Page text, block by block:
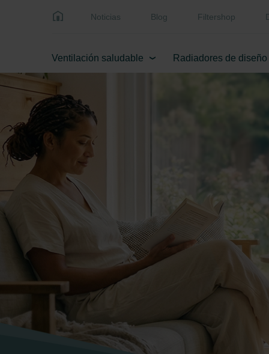
Noticias Blog Filtershop
Ventilación saludable Radiadores de diseño
Descúbrelo
¡No lo
medias!
Seguir leyendo
La
la
de la
residencial
Descúbrelo